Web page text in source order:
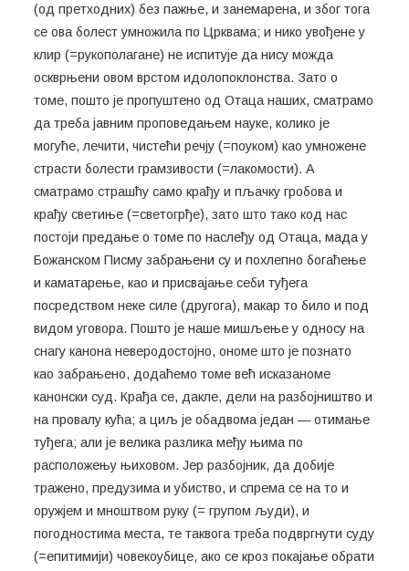
(од претходних) без пажње, и занемарена, и због тога
се ова болест умножила по Црквама; и нико увођене у
клир (=рукополагане) не испитује да нису можда
оскврњени овом врстом идолопоклонства. Зато о
томе, пошто је пропуштено од Отаца наших, сматрамо
да треба јавним проповедањем науке, колико је
могуће, лечити, чистећи речју (=поуком) као умножене
страсти болести грамзивости (=лакомости). А
сматрамо страшћу само крађу и пљачку гробова и
крађу светиње (=светогрђе), зато што тако код нас
постоји предање о томе по наслеђу од Отаца, мада у
Божанском Писму забрањени су и похлепно богаћење
и каматарење, као и присвајање себи туђега
посредством неке силе (другога), макар то било и под
видом уговора. Пошто је наше мишљење у односу на
снагу канона неверодостојно, ономе што је познато
као забрањено, додаћемо томе већ исказаноме
канонски суд. Крађа се, дакле, дели на разбојништво и
на провалу кућа; а циљ је обадвома један — отимање
туђега; али је велика разлика међу њима по
расположењу њиховом. Јер разбојник, да добије
тражено, предузима и убиство, и спрема се на то и
оружјем и мноштвом руку (= групом људи), и
погодностима места, те таквога треба подвргнути суду
(=епитимији) човекоубице, ако се кроз покајање обрати